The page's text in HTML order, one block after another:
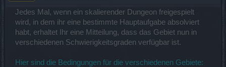
Jedes Mal, wenn ein skalierender Dungeon freigespielt
wird, in dem ihr eine bestimmte Hauptaufgabe absolviert
habt, erhaltet Ihr eine Mitteilung, dass das Gebiet nun in
verschiedenen Schwierigkeitsgraden verfügbar ist.
Hier sind die Bedingungen für die verschiedenen Gebiete: